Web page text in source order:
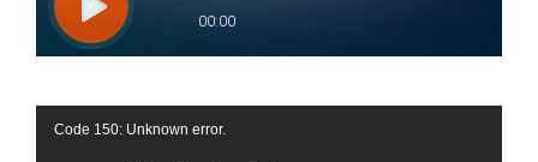
Reproductor
Code 150: Unknown error.